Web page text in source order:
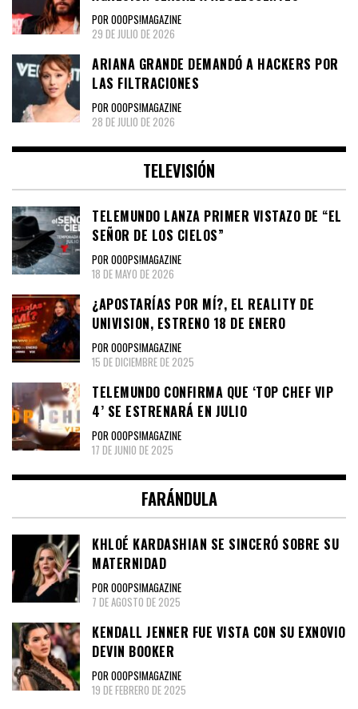
POR OOOPS!MAGAZINE
29 DE JULIO DE 2026
ARIANA GRANDE DEMANDÓ A HACKERS POR
LAS FILTRACIONES
POR OOOPS!MAGAZINE
28 DE JULIO DE 2026
TELEVISIÓN
TELEMUNDO LANZA PRIMER VISTAZO DE “EL
SEÑOR DE LOS CIELOS”
POR OOOPS!MAGAZINE
18 DE MAYO DE 2026
¿APOSTARÍAS POR MÍ?, EL REALITY DE
UNIVISION, ESTRENO 18 DE ENERO
POR OOOPS!MAGAZINE
15 DE DICIEMBRE DE 2025
TELEMUNDO CONFIRMA QUE ‘TOP CHEF VIP
4’ SE ESTRENARÁ EN JULIO
POR OOOPS!MAGAZINE
17 DE JUNIO DE 2025
FARÁNDULA
KHLOÉ KARDASHIAN SE SINCERÓ SOBRE SU
MATERNIDAD
POR OOOPS!MAGAZINE
7 DE AGOSTO DE 2025
KENDALL JENNER FUE VISTA CON SU EXNOVIO
DEVIN BOOKER
POR OOOPS!MAGAZINE
19 DE FEBRERO DE 2025